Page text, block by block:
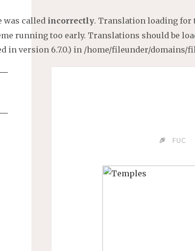
was called incorrectly. Translation loading for
running too early. Translations should be
in version 6.7.0.) in /home/fileunder/domains/
FUC